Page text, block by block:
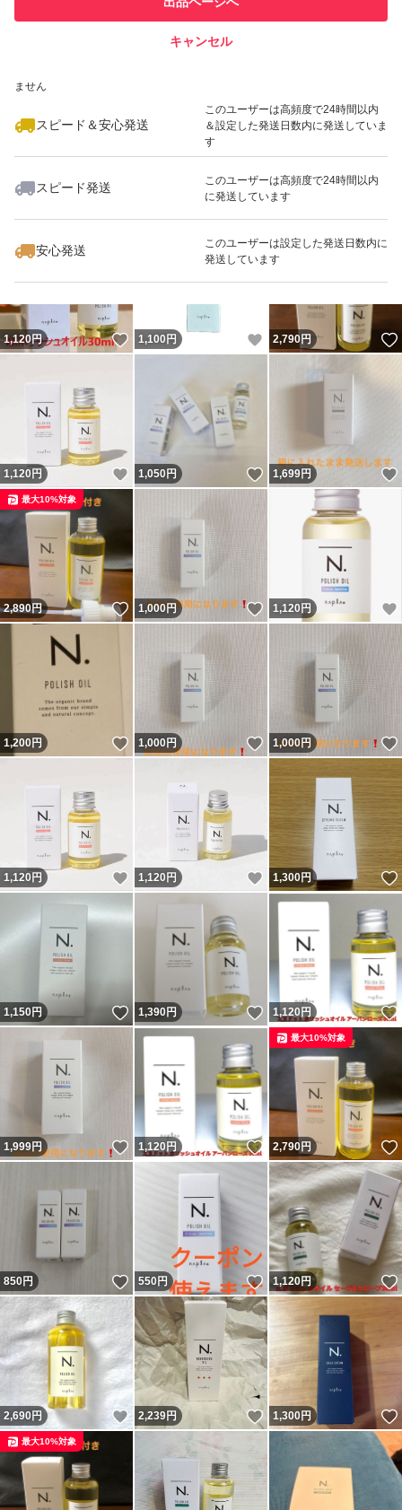
での取引実績があります
ません
スピード＆安心発送
このユーザーは高頻度で24時間以内
＆設定した発送日数内に発送していま
す
スピード発送
このユーザーは高頻度で24時間以内
に発送しています
安心発送
このユーザーは設定した発送日数内に
発送しています
キャンセル
いいね！
1,090
1,120円 いいね！
1,100 円 いいね！
2,790円
1,120 円 いいね！
1,050円 いいね！
1,699円
2,890円 いいね！
最大10%対象
1,000円 いいね！
1,120 円
1,200円 いいね！
1,000円 いいね！
1,000円
1,120 円 いいね！
1,120 円 いいね！
1,300円
1,150円 いいね！
1,390円 いいね！
1,120 円
1,999円 いいね！
1,120 円 いいね！
2,790円
最大10%対象
850円 いいね！
550 円 いいね！
1,120円
2,690円 いいね！
2,239円 いいね！
1,300円
最大10%対象